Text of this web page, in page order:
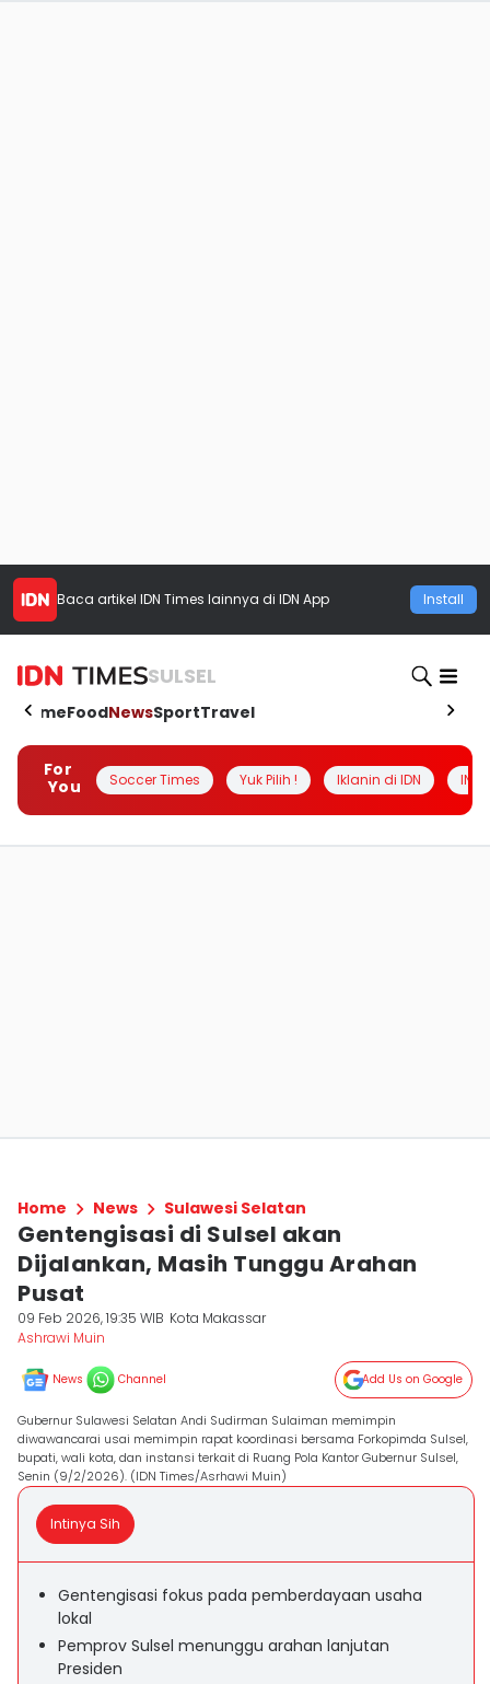
Baca artikel IDN Times lainnya di IDN App Install
SULSEL
HomeFoodNewsSportTravel
For
You
Soccer Times Yuk Pilih ! Iklanin di IDN
Home News Sulawesi Selatan
Gentengisasi di Sulsel akan
Dijalankan, Masih Tunggu Arahan
Pusat
09 Feb 2026, 19:35 WIB Kota Makassar
Ashrawi Muin
News Channel Add Us on Google
Gubernur Sulawesi Selatan Andi Sudirman Sulaiman memimpin
diwawancarai usai memimpin rapat koordinasi bersama Forkopimda Sulsel,
bupati, wali kota, dan instansi terkait di Ruang Pola Kantor Gubernur Sulsel,
Senin (9/2/2026). (IDN Times/Asrhawi Muin)
Intinya Sih
Gentengisasi fokus pada pemberdayaan usaha
lokal
Pemprov Sulsel menunggu arahan lanjutan
Presiden